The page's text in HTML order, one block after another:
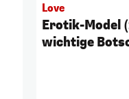
Love
Erotik-Model
wichtige